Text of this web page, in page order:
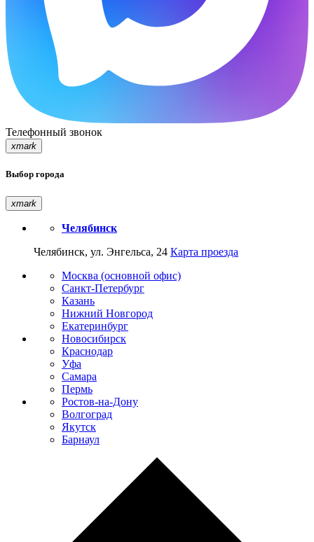
Телефонный звонок
xmark
Выбор города
xmark
Челябинск
Челябинск, ул. Энгельса, 24 Карта проезда
Москва (основной офис)
Санкт-Петербург
Казань
Нижний Новгород
Екатеринбург
Новосибирск
Краснодар
Уфа
Самара
Пермь
Ростов-на-Дону
Волгоград
Якутск
Барнаул